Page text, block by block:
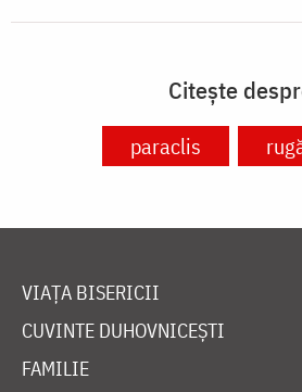
Citește
paraclis
VIAȚA BISERICII
CUVINTE DUHOVNICEȘTI
FAMILIE